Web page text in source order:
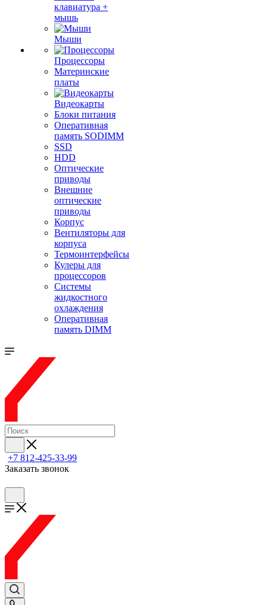
клавиатура +
мышь
Мыши
Процессоры
Материнские
платы
Видеокарты
Блоки питания
Оперативная
память SODIMM
SSD
HDD
Оптические
приводы
Внешние
оптические
приводы
Корпус
Вентиляторы для
корпуса
Термоинтерфейсы
Кулеры для
процессоров
Системы
жидкостного
охлаждения
Оперативная
память DIMM
+7 812-425-33-99
Заказать звонок